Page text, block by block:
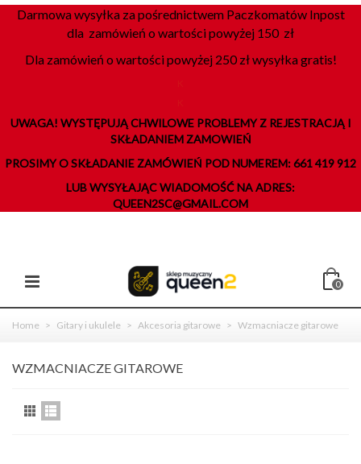
Darmowa wysyłka za pośrednictwem Paczkomatów Inpost
dla zamówień o wartości powyżej 150 zł
Dla zamówień o wartości powyżej 250 zł wysyłka gratis!
UWAGA! WYSTĘPUJĄ CHWILOWE PROBLEMY Z REJESTRACJĄ I
SKŁADANIEM ZAMOWIEŃ
PROSIMY O SKŁADANIE ZAMÓWIEŃ POD NUMEREM: 661 419 912
LUB WYSYŁAJĄC WIADOMOŚĆ NA ADRES:
QUEEN2SC@GMAIL.COM
0
Home > Gitary i ukulele > Akcesoria gitarowe > Wzmacniacze gitarowe
WZMACNIACZE GITAROWE